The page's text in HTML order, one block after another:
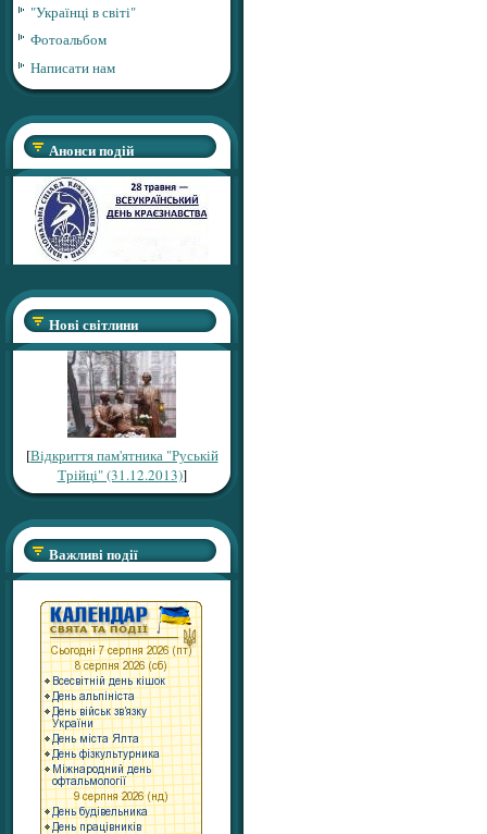
"Українці в світі"
Фотоальбом
Написати нам
Анонси подій
Нові світлини
[Відкриття пам'ятника "Руській
Трійці" (31.12.2013)]
Важливі події